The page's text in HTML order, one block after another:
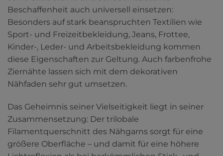
Beschaffenheit auch universell einsetzen:
Besonders auf stark beanspruchten Textilien wie
Sport- und Freizeitbekleidung, Jeans, Frottee,
Kinder-, Leder- und Arbeitsbekleidung kommen
diese Eigenschaften zur Geltung. Auch farbenfrohe
Ziernähte lassen sich mit dem dekorativen
Nähfaden sehr gut umsetzen.
Das Geheimnis seiner Vielseitigkeit liegt in seiner
Zusammensetzung: Der trilobale
Filamentquerschnitt des Nähgarns sorgt für eine
größere Oberfläche – und damit für eine höhere